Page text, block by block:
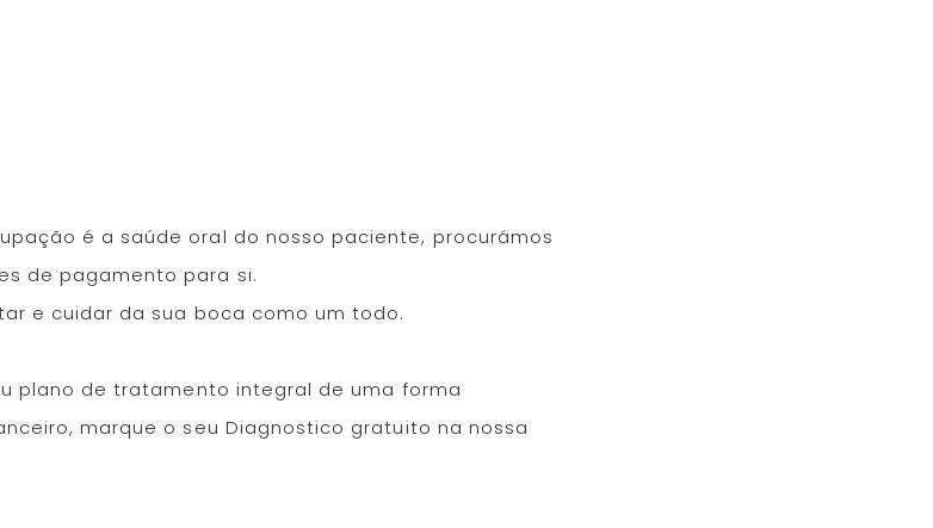
é a saúde oral do nosso paciente, procurámos
de pagamento para si.
e cuidar da sua boca como um todo.
plano de tratamento integral de uma forma
marque o seu Diagnostico gratuito na nossa